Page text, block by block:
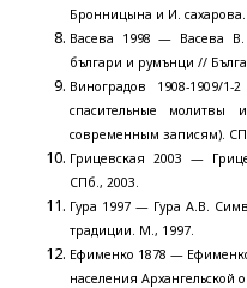
Бронницына и И.
Васева 1998 — Васева
българи и румънци //
Виноградов 1908-1909/
спасительные
современным записям).
Грицевская 2003 —
СПб., 2003.
Гура 1997 — Гура А.В.
традиции. М., 1997.
Ефименко 1878 —
населения Архангельской